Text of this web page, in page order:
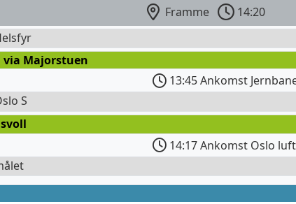
Framme
14:20
via Majorstuen
13:45 Ankomst
S
14:17 Ankomst Oslo